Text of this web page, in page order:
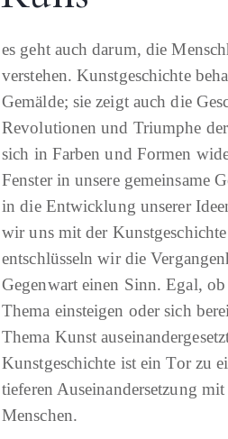
es geht auch darum, die
verstehen. Kunstgeschichte
Gemälde; sie zeigt auch die
Revolutionen und Triumphe
sich in Farben und Formen
Fenster in unsere gemeinsame
in die Entwicklung unserer
wir uns mit der Kunstgeschichte
entschlüsseln wir die
Gegenwart einen Sinn. Egal, ob
Thema einsteigen oder sich
Thema Kunst
Kunstgeschichte ist ein Tor zu
tieferen Auseinandersetzung
Menschen.